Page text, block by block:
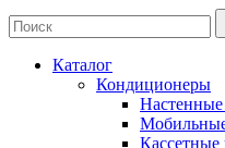
Каталог
Кондиционеры